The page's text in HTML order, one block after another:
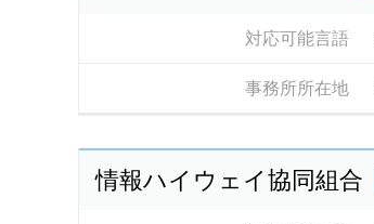
対応可能言語
事務所所在地
情報ハイウェイ協同組合